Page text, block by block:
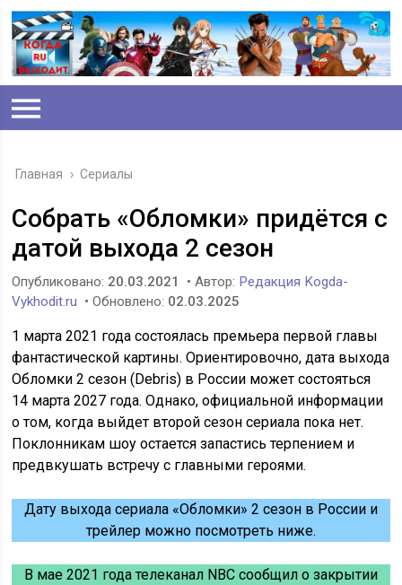
Главная › Сериалы
Собрать «Обломки» придётся с
датой выхода 2 сезон
Опубликовано: 20.03.2021 • Автор: Редакция Kogda-
Vykhodit.ru • Обновлено: 02.03.2025
1 марта 2021 года состоялась премьера первой главы
фантастической картины. Ориентировочно, дата выхода
Обломки 2 сезон (Debris) в России может состояться
14 марта 2027 года. Однако, официальной информации
о том, когда выйдет второй сезон сериала пока нет.
Поклонникам шоу остается запастись терпением и
предвкушать встречу с главными героями.
Дату выхода сериала «Обломки» 2 сезон в России и
трейлер можно посмотреть ниже.
В мае 2021 года телеканал NBC сообщил о закрытии